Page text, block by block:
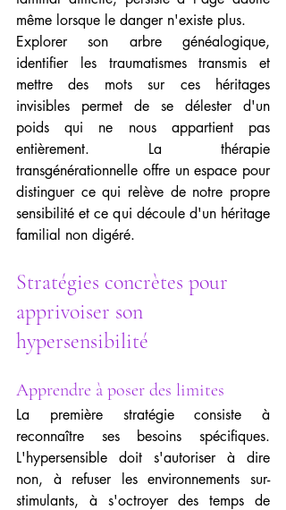
même lorsque le danger n'existe plus.
Explorer son arbre généalogique,
identifier les traumatismes transmis et
mettre des mots sur ces héritages
invisibles permet de se délester d'un
poids qui ne nous appartient pas
entièrement. La thérapie
transgénérationnelle offre un espace pour
distinguer ce qui relève de notre propre
sensibilité et ce qui découle d'un héritage
familial non digéré.
Stratégies concrètes pour
apprivoiser son
hypersensibilité
Apprendre à poser des limites
La première stratégie consiste à
reconnaître ses besoins spécifiques.
L'hypersensible doit s'autoriser à dire
non, à refuser les environnements sur-
stimulants, à s'octroyer des temps de